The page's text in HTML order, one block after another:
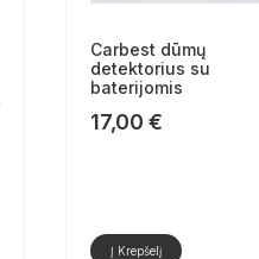
Carbest dūmų
detektorius su
baterijomis
17,00 €
Į Krepšelį